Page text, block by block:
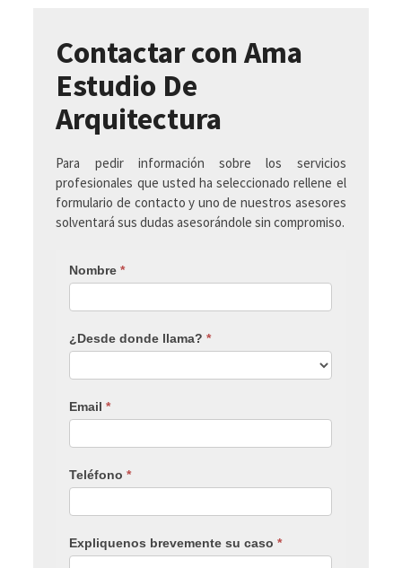
Contactar con Ama
Estudio De
Arquitectura
Para pedir información sobre los servicios
profesionales que usted ha seleccionado rellene el
formulario de contacto y uno de nuestros asesores
solventará sus dudas asesorándole sin compromiso.
Nombre*
¿Desde donde llama?*
Email*
Teléfono*
Expliquenos brevemente su caso*